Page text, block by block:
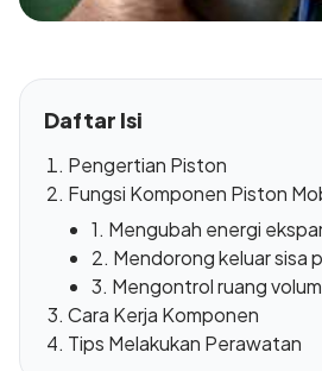
Daftar Isi
Pengertian Piston
Fungsi Komponen Piston
1. Mengubah energi
2. Mendorong keluar sisa
3. Mengontrol ruang
Cara Kerja Komponen
Tips Melakukan Perawatan